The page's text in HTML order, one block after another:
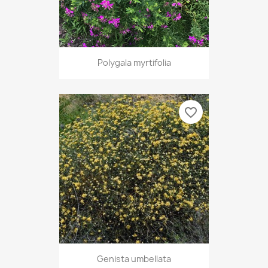
Polygala myrtifolia
Genista umbellata
favorite_border